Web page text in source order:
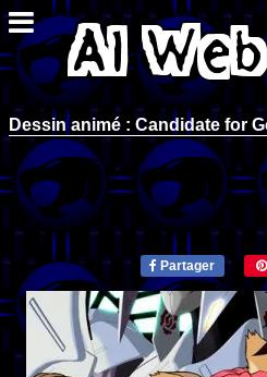
Dessin animé : Candidate for
Partager